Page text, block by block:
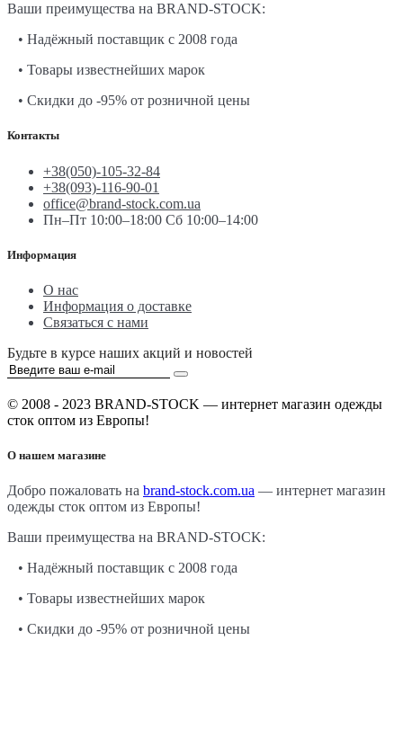
Ваши преимущества на BRAND-STOCK:
• Надёжный поставщик с 2008 года
• Товары известнейших марок
• Скидки до -95% от розничной цены
Контакты
+38(050)-105-32-84
+38(093)-116-90-01
office@brand-stock.com.ua
Пн–Пт 10:00–18:00 Сб 10:00–14:00
Информация
О нас
Информация о доставке
Связаться с нами
Будьте в курсе наших акций и новостей
© 2008 - 2023 BRAND-STOCK — интернет магазин одежды
сток оптом из Европы!
О нашем магазине
Добро пожаловать на brand-stock.com.ua — интернет магазин
одежды сток оптом из Европы!
Ваши преимущества на BRAND-STOCK:
• Надёжный поставщик с 2008 года
• Товары известнейших марок
• Скидки до -95% от розничной цены